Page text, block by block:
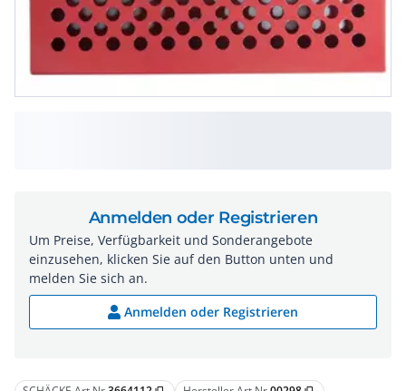
Anmelden oder Registrieren
Um Preise, Verfügbarkeit und Sonderangebote
einzusehen, klicken Sie auf den Button unten und
melden Sie sich an.
Anmelden oder Registrieren